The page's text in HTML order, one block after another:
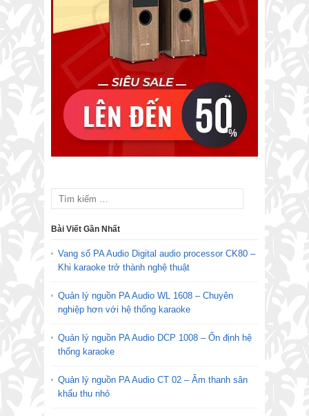
Bài Viết Gần Nhất
Vang số PA Audio Digital audio processor CK80 –
Khi karaoke trở thành nghệ thuật
Quản lý nguồn PA Audio WL 1608 – Chuyên
nghiệp hơn với hệ thống karaoke
Quản lý nguồn PA Audio DCP 1008 – Ổn định hệ
thống karaoke
Quản lý nguồn PA Audio CT 02 – Âm thanh sân
khấu thu nhỏ